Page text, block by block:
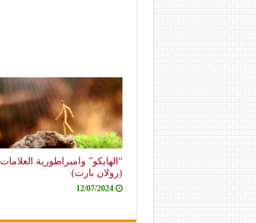
“الهايكو” وامبراطورية العلامات
(رولان بارت)
12/07/2024